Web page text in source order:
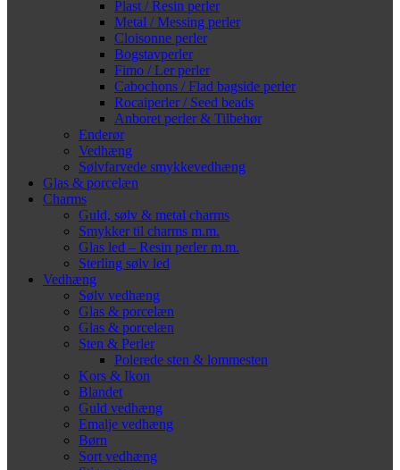
Plast / Resin perler
Metal / Messing perler
Cloisonne perler
Bogstavperler
Fimo / Ler perler
Cabochons / Flad bagside perler
Rocaiperler / Seed beads
Anboret perler & Tilbehør
Enderør
Vedhæng
Sølvfarvede smykkevedhæng
Glas & porcelæn
Charms
Guld, sølv & metal charms
Smykker til charms m.m.
Glas led – Resin perler m.m.
Sterling sølv led
Vedhæng
Sølv vedhæng
Glas & porcelæn
Glas & porcelæn
Sten & Perler
Polerede sten & lommesten
Kors & Ikon
Blandet
Guld vedhæng
Emalje vedhæng
Børn
Sort vedhæng